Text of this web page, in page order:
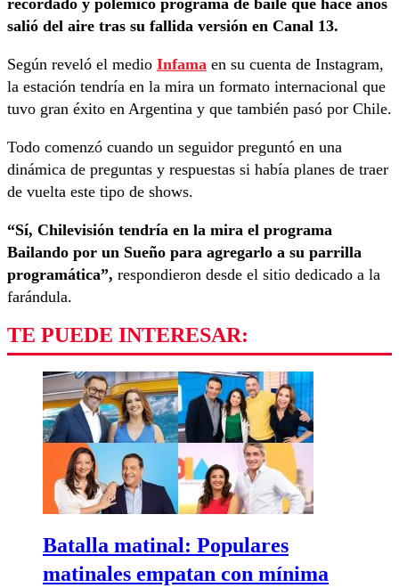
salió del aire tras su fallida versión en Canal 13.
Según reveló el medio Infama en su cuenta de Instagram,
la estación tendría en la mira un formato internacional que
tuvo gran éxito en Argentina y que también pasó por Chile.
Todo comenzó cuando un seguidor preguntó en una
dinámica de preguntas y respuestas si había planes de traer
de vuelta este tipo de shows.
“Sí, Chilevisión tendría en la mira el programa
Bailando por un Sueño para agregarlo a su parrilla
programática”, respondieron desde el sitio dedicado a la
farándula.
TE PUEDE INTERESAR:
Batalla matinal: Populares
matinales empatan con mínima